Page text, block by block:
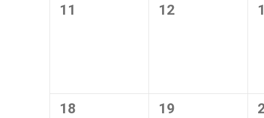
0
11
0
12
0
0
18
0
19